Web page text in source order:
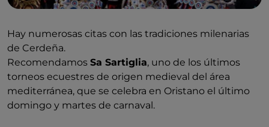
Hay numerosas citas con las tradiciones milenarias
de Cerdeña.
Recomendamos Sa Sartiglia, uno de los últimos
torneos ecuestres de origen medieval del área
mediterránea, que se celebra en Oristano el último
domingo y martes de carnaval.